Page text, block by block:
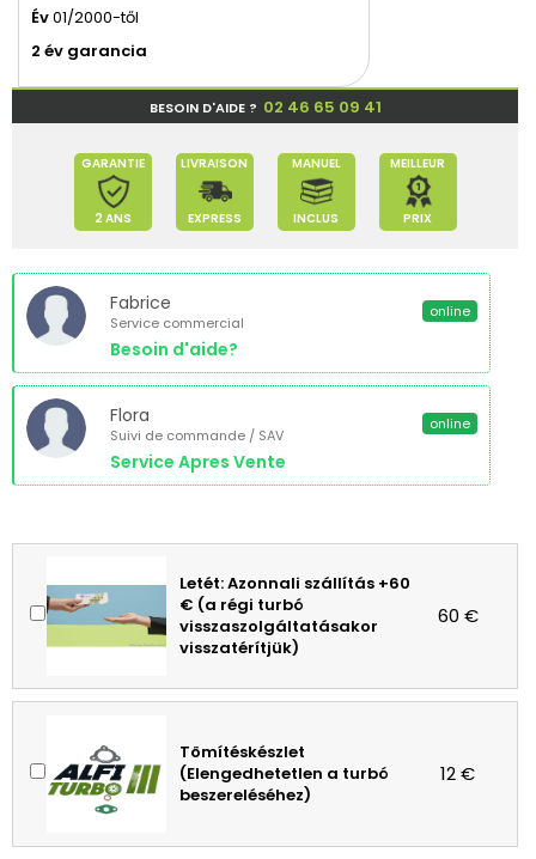
Év01/2000-től
2 év garancia
BESOIN D'AIDE ? 02 46 65 09 41
GARANTIE
2 ANS
LIVRAISON
EXPRESS
MANUEL
INCLUS
MEILLEUR
PRIX
Fabrice
Service commercial
Besoin d'aide?
online
Flora
Suivi de commande / SAV
Service Apres Vente
online
Letét: Azonnali szállítás +60
€ (a régi turbó
visszaszolgáltatásakor
visszatérítjük)
60 €
Tömítéskészlet
(Elengedhetetlen a turbó
beszereléséhez)
12 €